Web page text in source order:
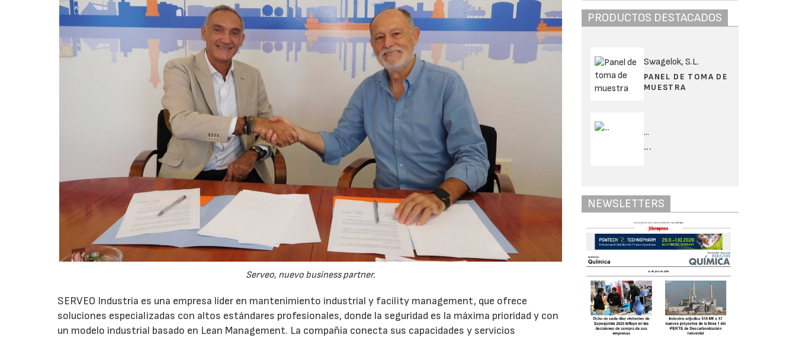
Serveo, nuevo business partner.
SERVEO Industria es una empresa líder en mantenimiento industrial y facility management, que ofrece
soluciones especializadas con altos estándares profesionales, donde la seguridad es la máxima prioridad y con
un modelo industrial basado en Lean Management. La compañía conecta sus capacidades y servicios
PRODUCTOS DESTACADOS
Swagelok, S.L.
PANEL DE TOMA DE
MUESTRA
...
...
NEWSLETTERS